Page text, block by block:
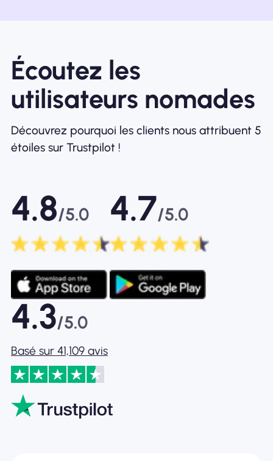
Écoutez les
utilisateurs nomades
Découvrez pourquoi les clients nous attribuent 5
étoiles sur Trustpilot !
4.8/5.0 4.7/5.0
4.3/5.0
Basé sur 41,109 avis